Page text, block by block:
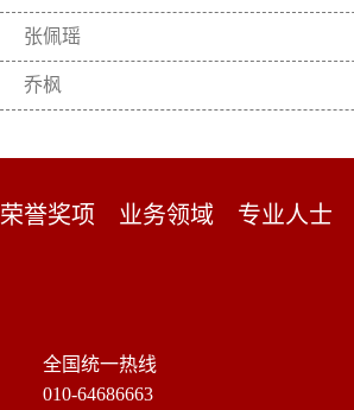
张佩瑶
乔枫
荣誉奖项 业务领域 专业人士
全国统一热线
010-64686663